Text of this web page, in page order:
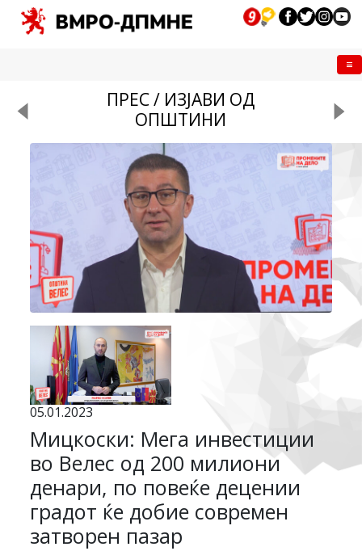
ПРЕС / ИЗЈАВИ ОД
ОПШТИНИ
05.01.2023
Мицкоски: Мега инвестиции
во Велес од 200 милиони
денари, по повеќе децении
градот ќе добие современ
затворен пазар